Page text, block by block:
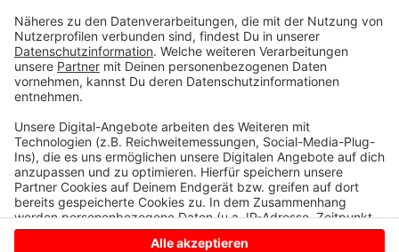
Anzeige
Anzeige